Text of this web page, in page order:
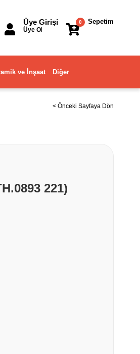
Sepetim
0
Üye Girişi
Üye Ol
ve İnşaat Diğer
< Önceki Sayfaya Dön
221)